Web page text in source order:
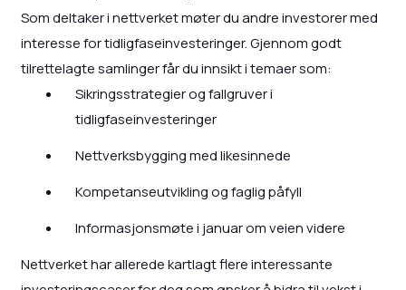
Som deltaker i nettverket møter du andre investorer med
interesse for tidligfaseinvesteringer. Gjennom godt
tilrettelagte samlinger får du innsikt i temaer som:
Sikringsstrategier og fallgruver i
tidligfaseinvesteringer
Nettverksbygging med likesinnede
Kompetanseutvikling og faglig påfyll
Informasjonsmøte i januar om veien videre
Nettverket har allerede kartlagt flere interessante